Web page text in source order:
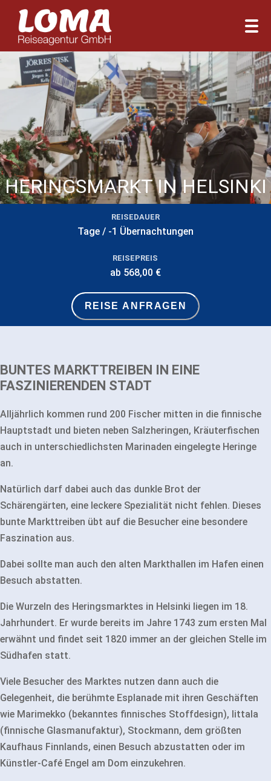
HERINGSMARKT IN HELSINKI
REISEDAUER
Tage / -1 Übernachtungen
REISEPREIS
ab 568,00 €
REISE ANFRAGEN
BUNTES MARKTTREIBEN IN EINE
FASZINIERENDEN STADT
Alljährlich kommen rund 200 Fischer mitten in die finnische
Hauptstadt und bieten neben Salzheringen, Kräuterfischen
auch in unterschiedlichsten Marinaden eingelegte Heringe
an.
Natürlich darf dabei auch das dunkle Brot der
Schärengärten, eine leckere Spezialität nicht fehlen. Dieses
bunte Markttreiben übt auf die Besucher eine besondere
Faszination aus.
Dabei sollte man auch den alten Markthallen im Hafen einen
Besuch abstatten.
Die Wurzeln des Heringsmarktes in Helsinki liegen im 18.
Jahrhundert. Er wurde bereits im Jahre 1743 zum ersten Mal
erwähnt und findet seit 1820 immer an der gleichen Stelle im
Südhafen statt.
Viele Besucher des Marktes nutzen dann auch die
Gelegenheit, die berühmte Esplanade mit ihren Geschäften
wie Marimekko (bekanntes finnisches Stoffdesign), Iittala
(finnische Glasmanufaktur), Stockmann, dem größten
Kaufhaus Finnlands, einen Besuch abzustatten oder im
Künstler-Café Engel am Dom einzukehren.